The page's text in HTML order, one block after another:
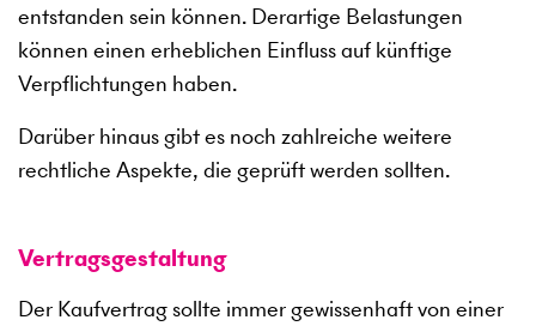
entstanden sein können. Derartige Belastungen
können einen erheblichen Einfluss auf künftige
Verpflichtungen haben.
Darüber hinaus gibt es noch zahlreiche weitere
rechtliche Aspekte, die geprüft werden sollten.
Vertragsgestaltung
Der Kaufvertrag sollte immer gewissenhaft von einer